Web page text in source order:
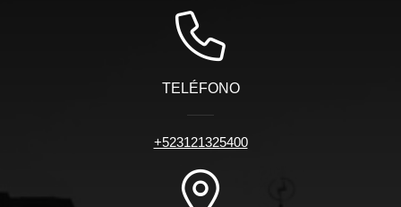
TELÉFONO
+523121325400